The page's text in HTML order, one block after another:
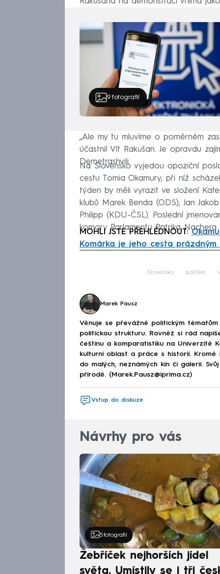
9fotografií
„Ale my tu mluvíme o poměrném
účastnil Vít Rakušan. Je opravdu
Demetrashvili.
Na Slovensko vyjedou opoziční
cestu Tomia Okamury, při níž
týden by měli vyrazit ve složení
klubů Marek Benda (ODS), Jan
Philipp (KDU-ČSL). Poslední
komory Parlamentu Patrika
MOHLI JSTE PŘEHLÉDNOUT:
Komárka je jeho cesta prázdným
Slovensko politika
Marek Pausz
Věnuje se převážně politickým
politickou strukturu. Rovněž si rád
češtinu a komparatistiku na Univerzitě
kulturní oblast a práce s historií. Kromě
do malých, neznámých kin či galerií.
přírodě. (Marek.Pausz@iprima.cz)
Vstup do diskuze
Návrhy pro vás
5 fotografií
Žebříček nejhorších jídel
světa. Umístily se i tři